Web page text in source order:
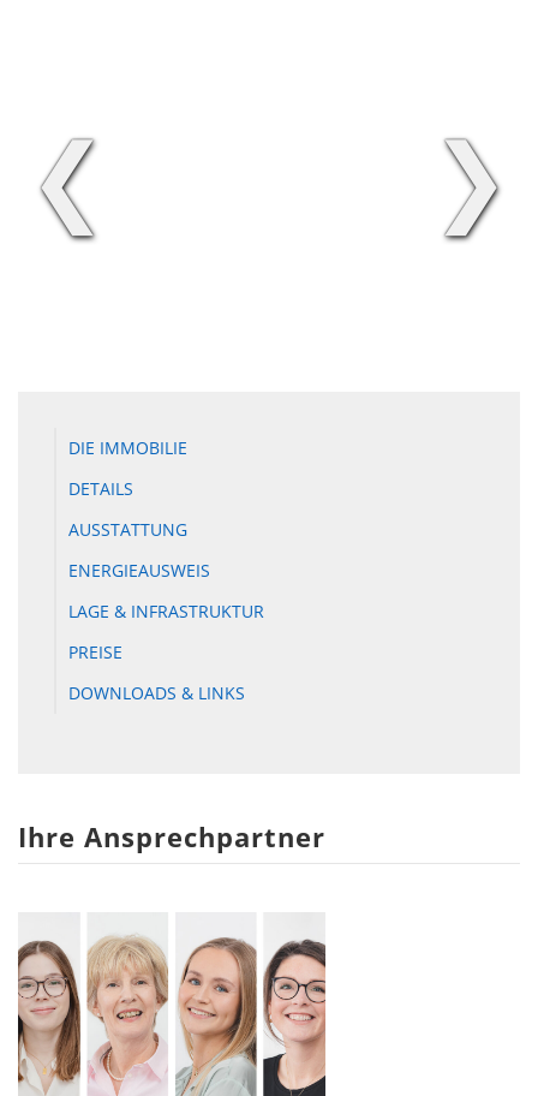
❮ ❯
DIE IMMOBILIE
DETAILS
AUSSTATTUNG
ENERGIEAUSWEIS
LAGE & INFRASTRUKTUR
PREISE
DOWNLOADS & LINKS
Ihre Ansprechpartner